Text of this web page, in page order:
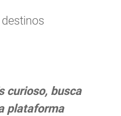
curioso, busca
plataforma